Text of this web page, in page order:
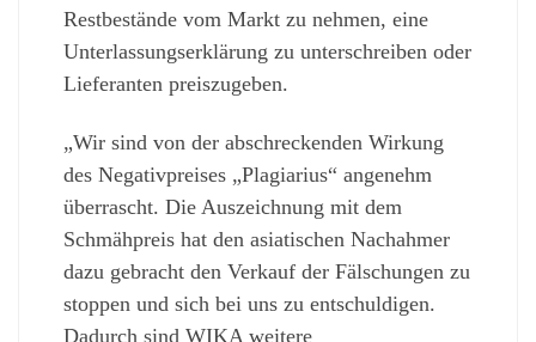
Restbestände vom Markt zu nehmen, eine
Unterlassungserklärung zu unterschreiben oder
Lieferanten preiszugeben.
„Wir sind von der abschreckenden Wirkung
des Negativpreises „Plagiarius“ angenehm
überrascht. Die Auszeichnung mit dem
Schmähpreis hat den asiatischen Nachahmer
dazu gebracht den Verkauf der Fälschungen zu
stoppen und sich bei uns zu entschuldigen.
Dadurch sind WIKA weitere